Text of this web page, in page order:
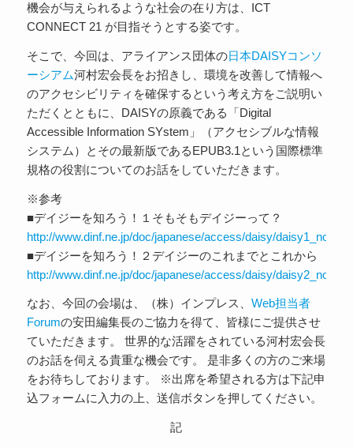
機会が与えられるような社会の在り方は、ICT
CONNECT 21 が目指そうとする姿です。
そこで、今回は、アライアンス団体の日本DAISYコンソ
ーシアム河村宏会長をお招きし、環境を改善して情報へ
のアクセシビリティを確保するという考え方をご説明い
ただくとともに、DAISYの原義である「Digital
Accessible Information SYstem」（アクセシブルな情報
システム）とその最新版であるEPUB3.1という国際標準
規格の役割についてのお話をしていただきます。
※参考
■デイジーを知ろう！１そもそもデイジーって？
http://www.dinf.ne.jp/doc/japanese/access/daisy/
■デイジーを知ろう！２デイジーのこれまでとこれから
http://www.dinf.ne.jp/doc/japanese/access/daisy/
なお、今回の会場は、（株）インプレス、 Web担当者
Forumの安田編集長のご協力を得て、皆様にご提供させ
ていただきます。 世界的な活躍をされている河村宏会長
のお話を伺える貴重な機会です。 是非多くの方のご来場
をお待ちしております。 ※出席を希望される方は下記申
込フォームに入力の上、送信ボタンを押してください。
記